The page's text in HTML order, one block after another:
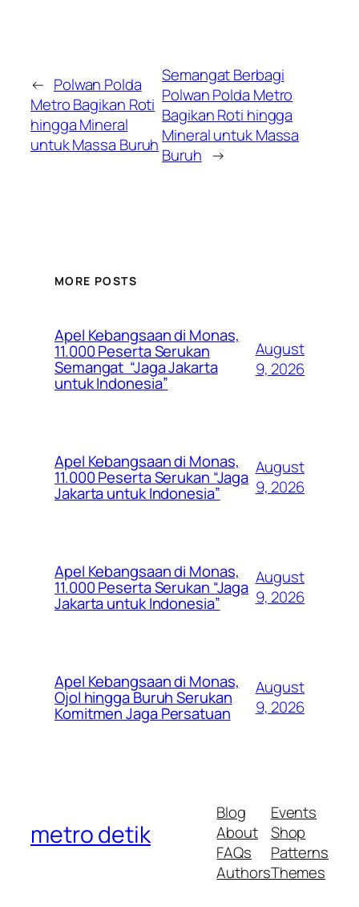
← Polwan Polda
Metro Bagikan Roti
hingga Mineral
untuk Massa Buruh
Semangat Berbagi
Polwan Polda Metro
Bagikan Roti hingga
Mineral untuk Massa
Buruh →
MORE POSTS
Apel Kebangsaan di Monas,
11.000 Peserta Serukan
Semangat “Jaga Jakarta
untuk Indonesia”
August
9, 2026
Apel Kebangsaan di Monas,
11.000 Peserta Serukan “Jaga
Jakarta untuk Indonesia”
August
9, 2026
Apel Kebangsaan di Monas,
11.000 Peserta Serukan “Jaga
Jakarta untuk Indonesia”
August
9, 2026
Apel Kebangsaan di Monas,
Ojol hingga Buruh Serukan
Komitmen Jaga Persatuan
August
9, 2026
metro detik
Blog
About
FAQs
Authors
Events
Shop
Patterns
Themes